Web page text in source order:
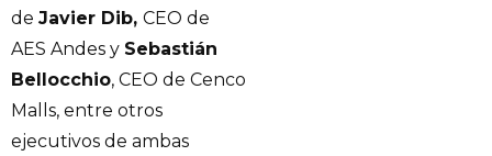
de Javier Dib, CEO de
AES Andes y Sebastián
Bellocchio, CEO de Cenco
Malls, entre otros
ejecutivos de ambas